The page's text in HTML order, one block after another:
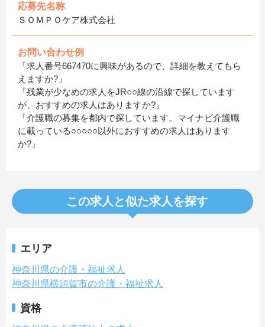
応募先名称
ＳＯＭＰＯケア株式会社
お問い合わせ例
「求人番号667470に興味があるので、詳細を教えてもら
えますか?」
「残業が少なめの求人をJR○○線の沿線で探しています
が、おすすめの求人はありますか?」
「介護職の募集を都内で探しています。マイナビ介護職
に載っている○○○○○以外におすすめの求人はあります
か?」
この求人と似た求人を探す
エリア
神奈川県の介護・福祉求人
神奈川県横須賀市の介護・福祉求人
資格